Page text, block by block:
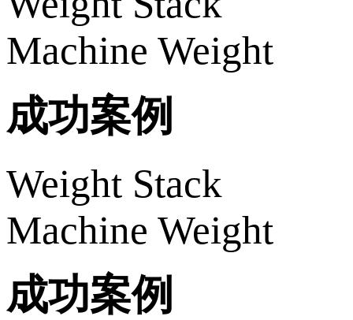
Machine Weight
成功案例
Weight Stack
Machine Weight
成功案例